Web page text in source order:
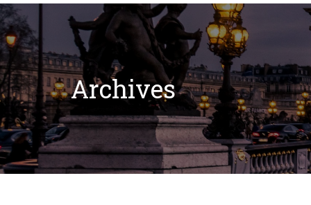
La lettre des indépendants Janvier…
Archives